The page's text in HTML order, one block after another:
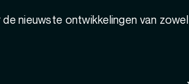
nieuwste ontwikkelingen van zowel